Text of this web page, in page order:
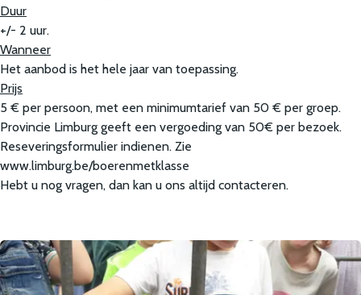
Duur
+/- 2 uur.
Wanneer
Het aanbod is het hele jaar van toepassing.
Prijs
5 € per persoon, met een minimumtarief van 50 € per groep.
Provincie Limburg geeft een vergoeding van 50€ per bezoek.
Reseveringsformulier indienen. Zie
www.limburg.be/boerenmetklasse
Hebt u nog vragen, dan kan u ons altijd contacteren.